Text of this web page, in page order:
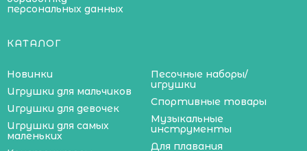
персональных данных
КАТАЛОГ
Новинки
Игрушки для мальчиков
Игрушки для девочек
Игрушки для самых
маленьких
Песочные наборы/
игрушки
Спортивные товары
Музыкальные
инструменты
Для плавания